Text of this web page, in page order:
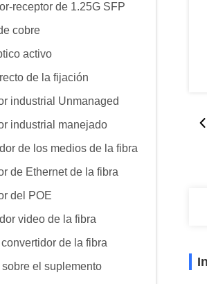
receptor de 1.25G SFP
cobre
activo
de la fijación
industrial Unmanaged
industrial manejado
de los medios de la fibra
de Ethernet de la fibra
del POE
video de la fibra
de la fibra
sobre el suplemento